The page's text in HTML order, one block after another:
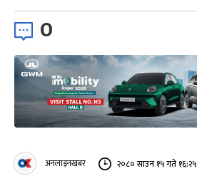
0
अनलाइनखबर २०८० साउन १५ गते १६:२५